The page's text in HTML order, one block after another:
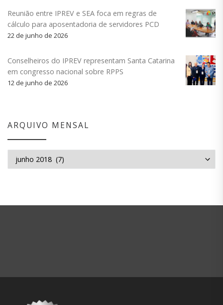
Reunião entre IPREV e SEA foca em regras de
cálculo para aposentadoria de servidores PCD
22 de junho de 2026
Conselheiros do IPREV representam Santa Catarina
em congresso nacional sobre RPPS
12 de junho de 2026
ARQUIVO MENSAL